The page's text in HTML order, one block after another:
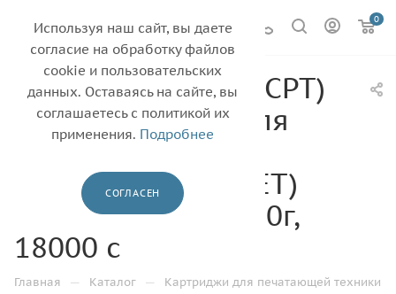
0
Тонер-картридж (CPT)
841653, 842018 для
RICOH Aficio
MPC3002/3502 (CET)
Magenta, (WW), 370г,
18000 с
Главная — Каталог — Картриджи для печатающей техники
Используя наш сайт, вы даете
согласие на обработку файлов
cookie и пользовательских
данных. Оставаясь на сайте, вы
соглашаетесь с политикой их
применения. Подробнее
СОГЛАСЕН